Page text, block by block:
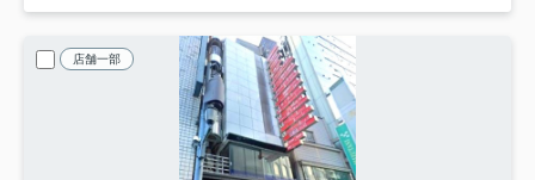
店舗一部